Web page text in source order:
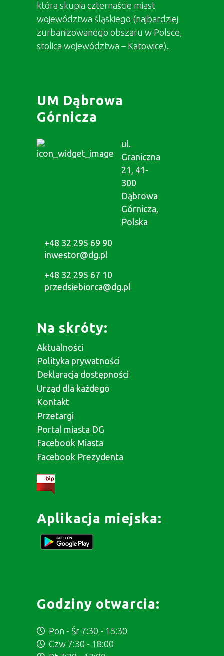
która skupia czternaście miast
województwa śląskiego (najbardziej
zurbanizowanego obszaru w Polsce,
stolica województwa – Katowice).
UM Dąbrowa
Górnicza
ul.
Graniczna
21, 41-
300
Dąbrowa
Górnicza,
Polska
+48 32 295 69 90
inwestor@dg.pl
+48 32 295 67 10
przedsiebiorca@dg.pl
Na skróty:
Aktualności
Polityka prywatności
Deklaracja dostępności
Urząd dla każdego
Kontakt
Przetargi
Portal miasta DG
Facebook Miasta
Facebook Prezydenta
Aplikacja miejska:
Godziny otwarcia:
Pon - Śr 7:30 - 15:30
Czw 7:30 - 18:00